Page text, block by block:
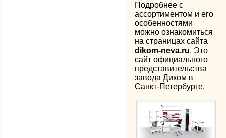
Подробнее с
ассортиментом и его
особенностями
можно ознакомиться
на страницах сайта
dikom-neva.ru. Это
сайт официального
представительства
завода Диком в
Санкт-Петербурге.